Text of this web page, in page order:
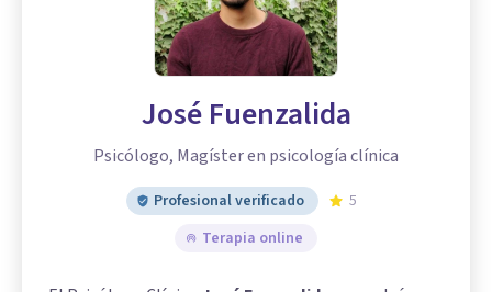
José Fuenzalida
Psicólogo, Magíster en psicología clínica
Profesional verificado
5
Terapia online